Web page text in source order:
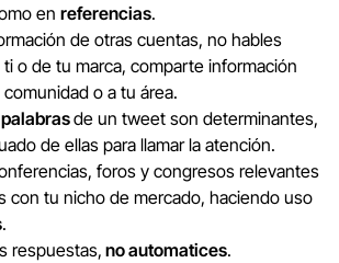
en referencias.
de otras cuentas, no hables
o de tu marca, comparte información
o a tu área.
de un tweet son determinantes,
de ellas para llamar la atención.
foros y congresos relevantes
con tu nicho de mercado, haciendo uso
.
respuestas, no automatices.